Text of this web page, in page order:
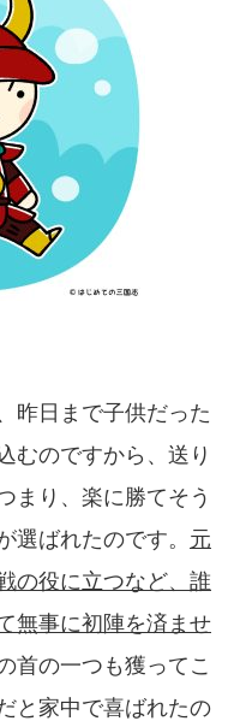
昨日まで子供だった
むのですから、送り
まり、楽に勝てそう
選ばれたのです。 元
の役に立つなど、誰
無事に初陣を済ませ
首の一つも獲ってこ
と家中で喜ばれたの